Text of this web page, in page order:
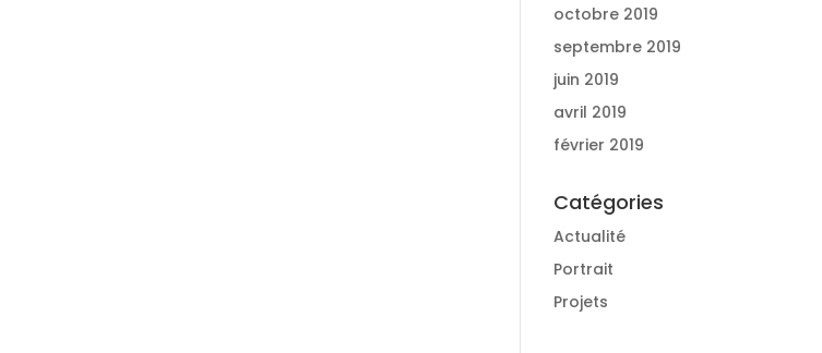
octobre 2019
septembre 2019
juin 2019
avril 2019
février 2019
Catégories
Actualité
Portrait
Projets